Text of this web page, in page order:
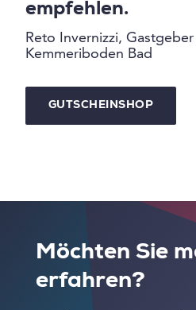
empfehlen.
Reto Invernizzi,
Kemmeriboden Bad
GUTSCHEINSHOP
Möchten Sie
erfahren?